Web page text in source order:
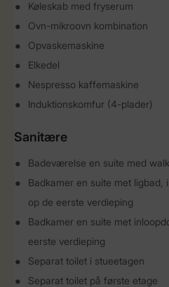
Køleskab med fryserum
Ovn-mikroovn kombination
Opvaskemaskine
Elkedel
Nespresso kaffemaskine
Induktionskomfur (4-plader)
Sanitære
Badeværelse en suite med
Badkamer en suite met ligbad,
op de eerste verdieping
Badkamer en suite met
eerste verdieping
Separat toilet i stueetagen
Separat toilet på første etage